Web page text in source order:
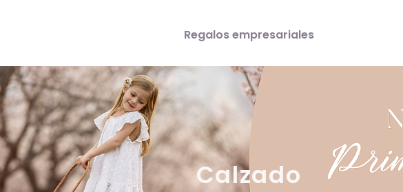
Regalos empresariales
Calzado